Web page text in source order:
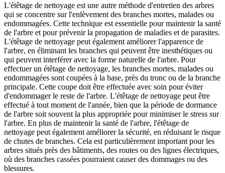
L'étêtage de nettoyage est une autre méthode d'entretien des arbres
qui se concentre sur l'enlèvement des branches mortes, malades ou
endommagées. Cette technique est essentielle pour maintenir la santé
de l'arbre et pour prévenir la propagation de maladies et de parasites.
L'étêtage de nettoyage peut également améliorer l'apparence de
l'arbre, en éliminant les branches qui peuvent être inesthétiques ou
qui peuvent interférer avec la forme naturelle de l'arbre. Pour
effectuer un étêtage de nettoyage, les branches mortes, malades ou
endommagées sont coupées à la base, près du tronc ou de la branche
principale. Cette coupe doit être effectuée avec soin pour éviter
d'endommager le reste de l'arbre. L'étêtage de nettoyage peut être
effectué à tout moment de l'année, bien que la période de dormance
de l'arbre soit souvent la plus appropriée pour minimiser le stress sur
l'arbre. En plus de maintenir la santé de l'arbre, l'étêtage de
nettoyage peut également améliorer la sécurité, en réduisant le risque
de chutes de branches. Cela est particulièrement important pour les
arbres situés près des bâtiments, des routes ou des lignes électriques,
où des branches cassées pourraient causer des dommages ou des
blessures.